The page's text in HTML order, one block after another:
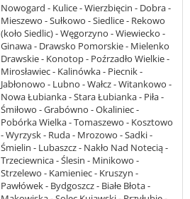
Nowogard - Kulice - Wierzbięcin - Dobra -
Mieszewo - Sułkowo - Siedlice - Rekowo
(koło Siedlic) - Węgorzyno - Wiewiecko -
Ginawa - Drawsko Pomorskie - Mielenko
Drawskie - Konotop - Poźrzadło Wielkie -
Mirosławiec - Kalinówka - Piecnik -
Jabłonowo - Lubno - Wałcz - Witankowo -
Nowa Łubianka - Stara Łubianka - Piła -
Śmiłowo - Grabówno - Okaliniec -
Pobórka Wielka - Tomaszewo - Kosztowo
- Wyrzysk - Ruda - Mrozowo - Sadki -
Śmielin - Lubaszcz - Nakło Nad Notecią -
Trzeciewnica - Ślesin - Minikowo -
Strzelewo - Kamieniec - Kruszyn -
Pawłówek - Bydgoszcz - Białe Błota -